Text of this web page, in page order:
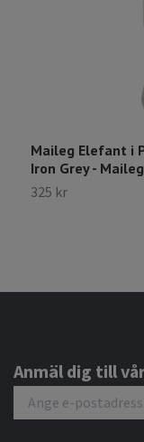
Maileg Elefant i
Iron Grey -
325 kr
Anmäl dig till